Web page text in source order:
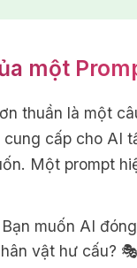
một
thuần là một
cấp cho AI
Một prompt
Bạn muốn AI
vật hư cấu? 🎭